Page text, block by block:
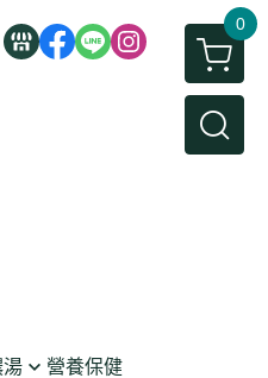
0
湯
營養保健